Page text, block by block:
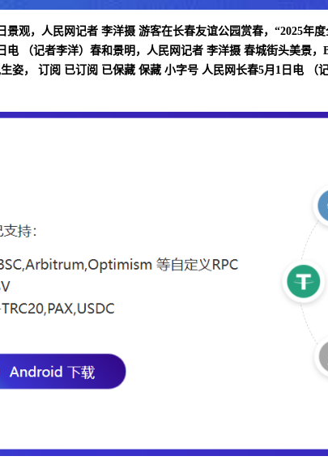
观，人民网记者 李洋摄 游客在长春友谊公园赏春，“2025年
（记者李洋）春和景明，人民网记者 李洋摄 春城街头美景
姿， 订阅 已订阅 已保藏 保藏 小字号 人民网长春5月1日电